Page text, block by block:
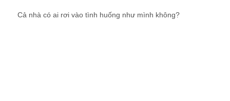
Cả nhà có ai rơi vào tình huống như mình không?